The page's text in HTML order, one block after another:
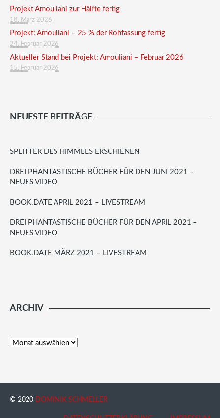
Projekt Amouliani zur Hälfte fertig
18. März 2026
Projekt: Amouliani – 25 % der Rohfassung fertig
24. Februar 2026
Aktueller Stand bei Projekt: Amouliani – Februar 2026
15. Februar 2026
NEUESTE BEITRÄGE
SPLITTER DES HIMMELS ERSCHIENEN
DREI PHANTASTISCHE BÜCHER FÜR DEN JUNI 2021 –
NEUES VIDEO
BOOK.DATE APRIL 2021 – LIVESTREAM
DREI PHANTASTISCHE BÜCHER FÜR DEN APRIL 2021 –
NEUES VIDEO
BOOK.DATE MÄRZ 2021 – LIVESTREAM
ARCHIV
© 2020 DOMINIK SCHMELLER